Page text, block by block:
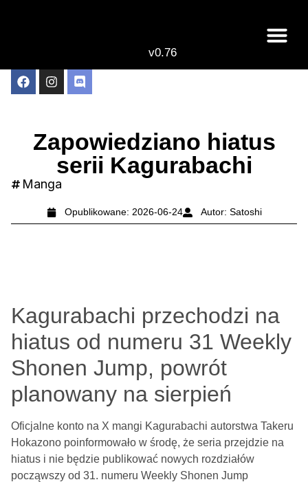
v0.76
Zapowiedziano hiatus
serii Kagurabachi
Manga
Opublikowane: 2026-06-24 Autor: Satoshi
Kagurabachi przechodzi na
hiatus od numeru 31 Weekly
Shonen Jump, powrót
planowany na sierpień
Oficjalne konto na X mangi Kagurabachi autorstwa Takeru
Hokazono poinformowało w środę, że seria przejdzie na
hiatus i nie będzie publikować nowych rozdziałów
począwszy od 31. numeru Weekly Shonen Jump